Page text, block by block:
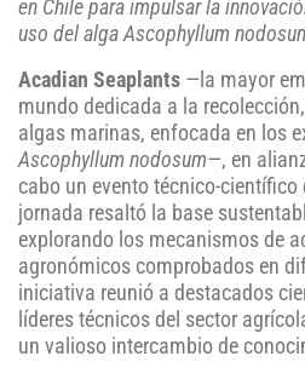
en Chile para impulsar la
uso del alga Ascophyllum
Acadian Seaplants —la mayor
mundo dedicada a la
algas marinas, enfocada en los
Ascophyllum nodosum—, en
cabo un evento técnico-científico
jornada resaltó la base
explorando los mecanismos de
agronómicos comprobados en
iniciativa reunió a destacados
líderes técnicos del sector
un valioso intercambio de